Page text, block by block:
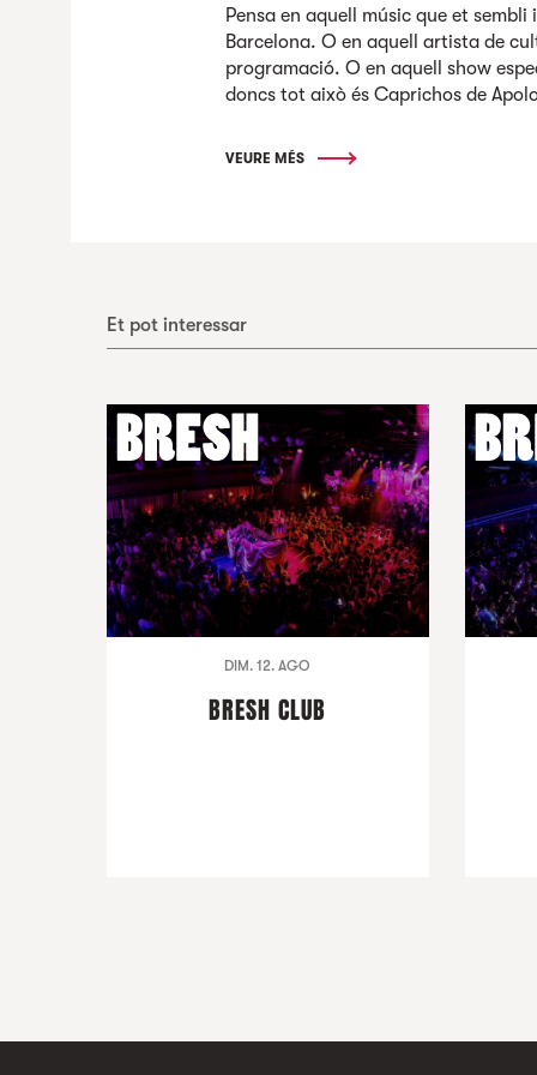
Pensa en aquell músic que et
Barcelona. O en aquell artista de
programació. O en aquell show
doncs tot això és Caprichos de
VEURE MÉS
Et pot interessar
DIM. 12. AGO
BRESH CLUB